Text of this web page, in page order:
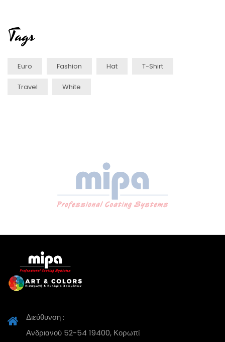
Tags
Euro Fashion Hat T-Shirt
Travel White
Διεύθυνση :
Ανδριανού 52-54 19400, Κορωπί